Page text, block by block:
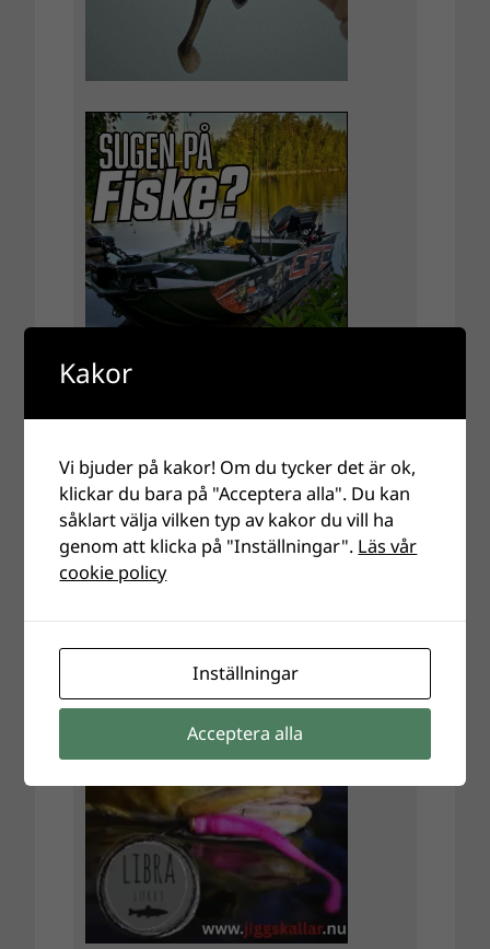
Kakor
Vi bjuder på kakor! Om du tycker det är ok,
klickar du bara på "Acceptera alla". Du kan
såklart välja vilken typ av kakor du vill ha
genom att klicka på "Inställningar". Läs vår
cookie policy
Inställningar
Acceptera alla